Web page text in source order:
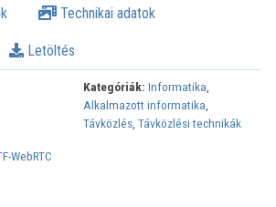
Technikai adatok
Letöltés
Kategóriák: Informatika,
Alkalmazott informatika,
Távközlés, Távközlési technikák
WebRTC